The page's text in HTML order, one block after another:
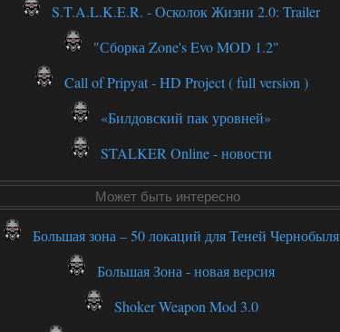
S.T.A.L.K.E.R. - Осколок Жизни 2.0: Trailer
"Сборка Zone's Evo MOD 1.2"
Call of Pripyat - HD Project ( full version )
«Билдовский пак уровней»
STALKER Online - новости
Может быть интересно
Большая зона – 50 локаций для Теней Чернобыля
Большая Зона - новая версия
Shoker Weapon Mod 3.0